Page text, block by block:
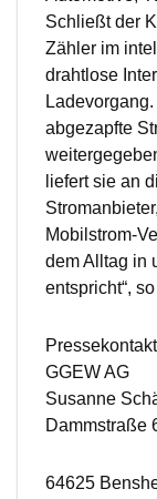
Schließt der
Zähler im
drahtlose
abgezapfte
liefert sie an
Mobilstrom-
dem Alltag in
entspricht“,
Pressekontakt
GGEW AG
Susanne
Dammstraße
64625